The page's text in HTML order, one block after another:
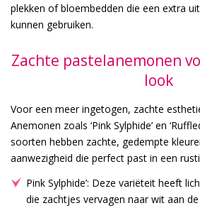
plekken of bloembedden die een extra
kunnen gebruiken.
Zachte pastelanemonen
look
Voor een meer ingetogen, zachte
Anemonen zoals ‘Pink Sylphide’ en
soorten hebben zachte, gedempte
aanwezigheid die perfect past in een
Pink Sylphide’: Deze variëteit heeft
die zachtjes vervagen naar wit aan